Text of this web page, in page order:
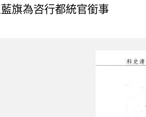
旗為咨行都統官銜事